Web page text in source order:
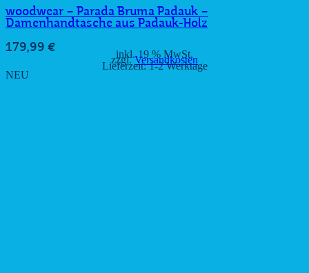
woodwear – Parada Bruma Padauk –
Damenhandtasche aus Padauk-Holz
179,99 € inkl. 19 % MwSt.
zzgl.Versandkosten
Lieferzeit:1-2 Werktage
NEU